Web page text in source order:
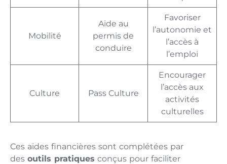
Mobilité
Aide au
permis de
conduire
Favoriser
l’autonomie et
l’accès à
l’emploi
Culture Pass Culture
Encourager
l’accès aux
activités
culturelles
Ces aides financières sont complétées par
des outils pratiques conçus pour faciliter